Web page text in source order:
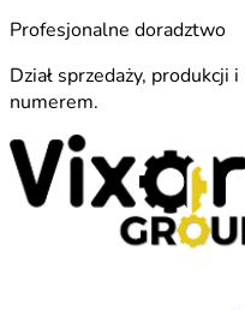
Profesjonalne doradztwo
Dział sprzedaży,
numerem.